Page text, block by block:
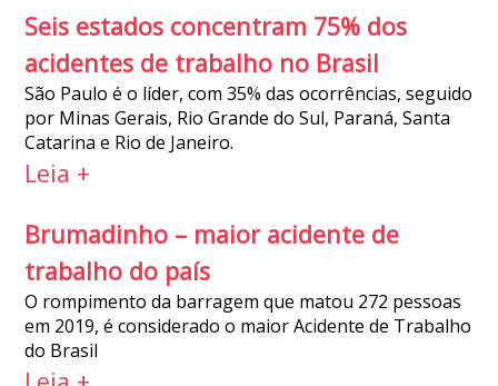
Seis estados concentram 75% dos
acidentes de trabalho no Brasil
São Paulo é o líder, com 35% das ocorrências, seguido
por Minas Gerais, Rio Grande do Sul, Paraná, Santa
Catarina e Rio de Janeiro.
Leia +
Brumadinho – maior acidente de
trabalho do país
O rompimento da barragem que matou 272 pessoas
em 2019, é considerado o maior Acidente de Trabalho
do Brasil